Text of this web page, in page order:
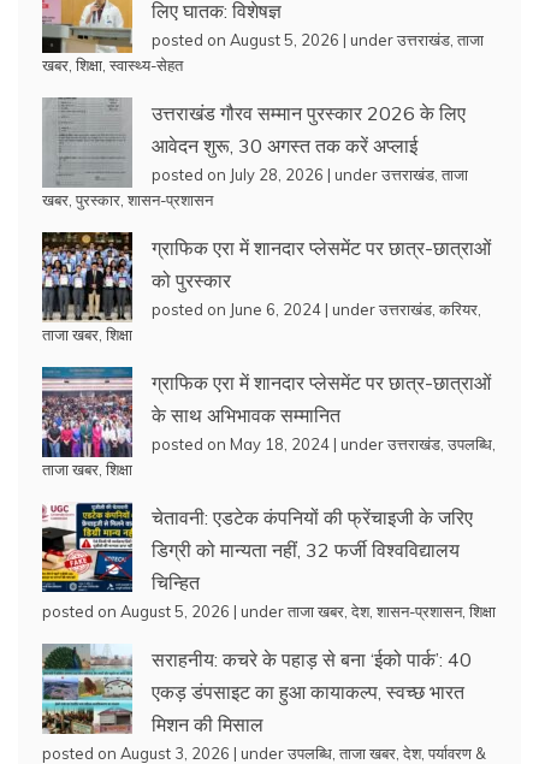
लिए घातक: विशेषज्ञ
posted on August 5, 2026 | underउत्तराखंड ताजा
खबर शिक्षा स्वास्थ्य-सेहत
उत्तराखंड गौरव सम्मान पुरस्कार 2026 के लिए
आवेदन शुरू, 30 अगस्त तक करें अप्लाई
posted on July 28, 2026 | underउत्तराखंड ताजा
खबर पुरस्कार शासन-प्रशासन
ग्राफिक एरा में शानदार प्लेसमेंट पर छात्र-छात्राओं
को पुरस्कार
posted on June 6, 2024 | underउत्तराखंड करियर
ताजा खबर शिक्षा
ग्राफिक एरा में शानदार प्लेसमेंट पर छात्र-छात्राओं
के साथ अभिभावक सम्मानित
posted on May 18, 2024 | underउत्तराखंड उपलब्धि
ताजा खबर शिक्षा
चेतावनी: एडटेक कंपनियों की फ्रेंचाइजी के जरिए
डिग्री को मान्यता नहीं, 32 फर्जी विश्वविद्यालय
चिन्हित
posted on August 5, 2026 | underताजा खबर देश, शासन-प्रशासन, शिक्षा
सराहनीय: कचरे के पहाड़ से बना ‘ईको पार्क’: 40
एकड़ डंपसाइट का हुआ कायाकल्प, स्वच्छ भारत
मिशन की मिसाल
posted on August 3, 2026 | underउपलब्धि ताजा खबर देश, पर्यावरण &